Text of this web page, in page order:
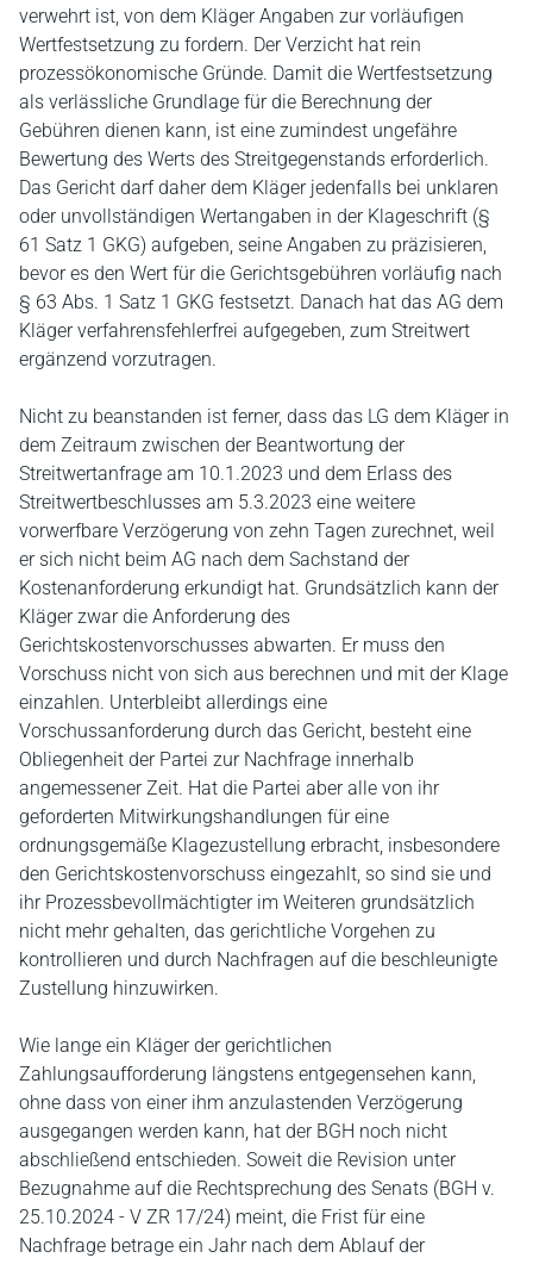
verwehrt ist, von dem Kläger Angaben zur vorläufigen
Wertfestsetzung zu fordern. Der Verzicht hat rein
prozessökonomische Gründe. Damit die Wertfestsetzung
als verlässliche Grundlage für die Berechnung der
Gebühren dienen kann, ist eine zumindest ungefähre
Bewertung des Werts des Streitgegenstands erforderlich.
Das Gericht darf daher dem Kläger jedenfalls bei unklaren
oder unvollständigen Wertangaben in der Klageschrift (§
61 Satz 1 GKG) aufgeben, seine Angaben zu präzisieren,
bevor es den Wert für die Gerichtsgebühren vorläufig nach
§ 63 Abs. 1 Satz 1 GKG festsetzt. Danach hat das AG dem
Kläger verfahrensfehlerfrei aufgegeben, zum Streitwert
ergänzend vorzutragen.
Nicht zu beanstanden ist ferner, dass das LG dem Kläger in
dem Zeitraum zwischen der Beantwortung der
Streitwertanfrage am 10.1.2023 und dem Erlass des
Streitwertbeschlusses am 5.3.2023 eine weitere
vorwerfbare Verzögerung von zehn Tagen zurechnet, weil
er sich nicht beim AG nach dem Sachstand der
Kostenanforderung erkundigt hat. Grundsätzlich kann der
Kläger zwar die Anforderung des
Gerichtskostenvorschusses abwarten. Er muss den
Vorschuss nicht von sich aus berechnen und mit der Klage
einzahlen. Unterbleibt allerdings eine
Vorschussanforderung durch das Gericht, besteht eine
Obliegenheit der Partei zur Nachfrage innerhalb
angemessener Zeit. Hat die Partei aber alle von ihr
geforderten Mitwirkungshandlungen für eine
ordnungsgemäße Klagezustellung erbracht, insbesondere
den Gerichtskostenvorschuss eingezahlt, so sind sie und
ihr Prozessbevollmächtigter im Weiteren grundsätzlich
nicht mehr gehalten, das gerichtliche Vorgehen zu
kontrollieren und durch Nachfragen auf die beschleunigte
Zustellung hinzuwirken.
Wie lange ein Kläger der gerichtlichen
Zahlungsaufforderung längstens entgegensehen kann,
ohne dass von einer ihm anzulastenden Verzögerung
ausgegangen werden kann, hat der BGH noch nicht
abschließend entschieden. Soweit die Revision unter
Bezugnahme auf die Rechtsprechung des Senats (BGH v.
25.10.2024 - V ZR 17/24) meint, die Frist für eine
Nachfrage betrage ein Jahr nach dem Ablauf der